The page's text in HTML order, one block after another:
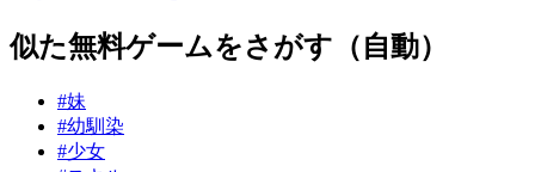
似た無料ゲームをさがす（自動）
#妹
#幼馴染
#少女